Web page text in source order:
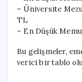
– Üniversite
TL
– En Düşük
Bu gelişmeler,
verici bir tablo